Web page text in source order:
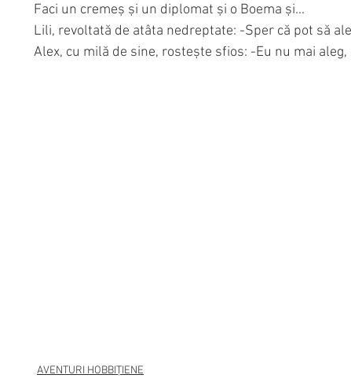
Faci un cremeș și un diplomat și o Boema și...
Lili, revoltată de atâta nedreptate: -Sper că pot să
Alex, cu milă de sine, rostește sfios: -Eu nu mai aleg,
AVENTURI HOBBIȚIENE